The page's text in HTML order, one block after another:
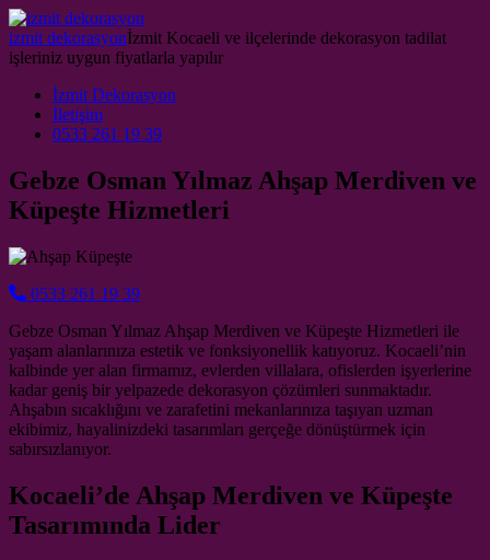
Skip to content
izmit dekorasyonİzmit Kocaeli ve ilçelerinde dekorasyon tadilat
işleriniz uygun fiyatlarla yapılır
Main Navigation
İzmit Dekorasyon
İletişim
0533 261 19 39
Gebze Osman Yılmaz Ahşap Merdiven ve
Küpeşte Hizmetleri
0533 261 19 39
Gebze Osman Yılmaz Ahşap Merdiven ve Küpeşte Hizmetleri ile
yaşam alanlarınıza estetik ve fonksiyonellik katıyoruz. Kocaeli’nin
kalbinde yer alan firmamız, evlerden villalara, ofislerden işyerlerine
kadar geniş bir yelpazede dekorasyon çözümleri sunmaktadır.
Ahşabın sıcaklığını ve zarafetini mekanlarınıza taşıyan uzman
ekibimiz, hayalinizdeki tasarımları gerçeğe dönüştürmek için
sabırsızlanıyor.
Kocaeli’de Ahşap Merdiven ve Küpeşte
Tasarımında Lider